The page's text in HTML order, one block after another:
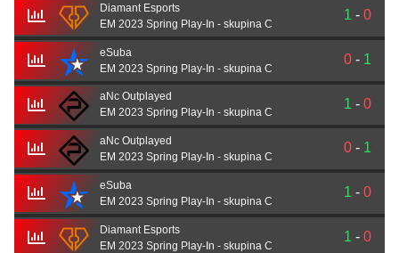
Diamant Esports
EM 2023 Spring Play-In - skupina C
1 - 0
eSuba
EM 2023 Spring Play-In - skupina C
0 - 1
aNc Outplayed
EM 2023 Spring Play-In - skupina C
1 - 0
aNc Outplayed
EM 2023 Spring Play-In - skupina C
0 - 1
eSuba
EM 2023 Spring Play-In - skupina C
1 - 0
Diamant Esports
EM 2023 Spring Play-In - skupina C
1 - 0